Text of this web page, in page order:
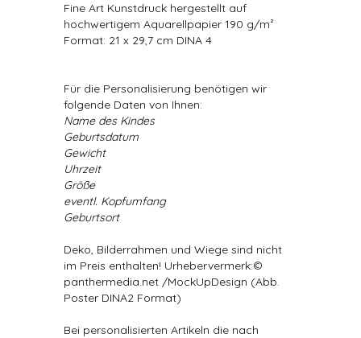
Fine Art Kunstdruck hergestellt auf
hochwertigem Aquarellpapier 190 g/m²
Format: 21 x 29,7 cm DINA 4
Für die Personalisierung benötigen wir
folgende Daten von Ihnen:
Name des Kindes
Geburtsdatum
Gewicht
Uhrzeit
Größe
eventl. Kopfumfang
Geburtsort
Deko, Bilderrahmen und Wiege sind nicht
im Preis enthalten! Urhebervermerk:©
panthermedia.net /MockUpDesign (Abb.
Poster DINA2 Format)
Bei personalisierten Artikeln die nach